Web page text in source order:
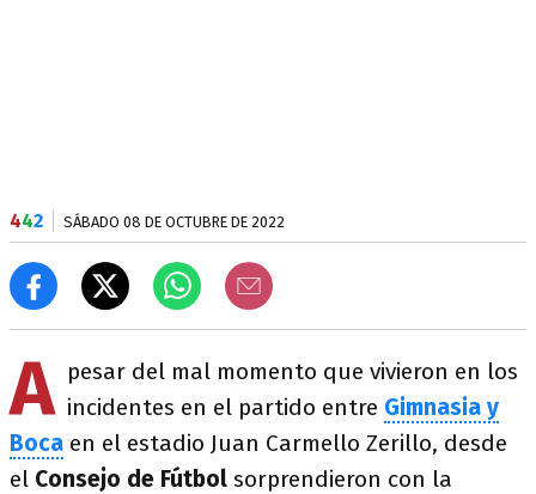
442 SÁBADO 08 DE OCTUBRE DE 2022
A pesar del mal momento que vivieron en los
incidentes en el partido entre Gimnasia y
Boca en el estadio Juan Carmello Zerillo, desde
el Consejo de Fútbol sorprendieron con la